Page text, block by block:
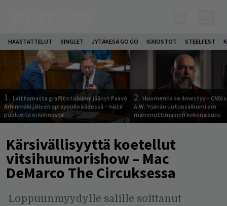
HAASTATTELUT SINGLET JYTÄKESÄ GO GO IGNOSTOT STEELFEST
1. Laittomasta graffitista kiinni jäänyt Paavo
Arhinmäki jälleen spraypullo kädessä – näitä
puolueita ei kiinnosta
2. Huomenna se ilmestyy –
A.W. Yrjänän uutuusalbumi om
mammuttimainen kokonaisuus
Kärsivällisyyttä koetellut
vitsihuumorishow – Mac
DeMarco The Circuksessa
Loppuunmyydylle salille soittanut